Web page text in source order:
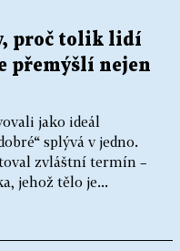
proč tolik lidí
přemýšlí nejen
jako ideál
splývá v jedno.
zvláštní termín –
jehož tělo je...